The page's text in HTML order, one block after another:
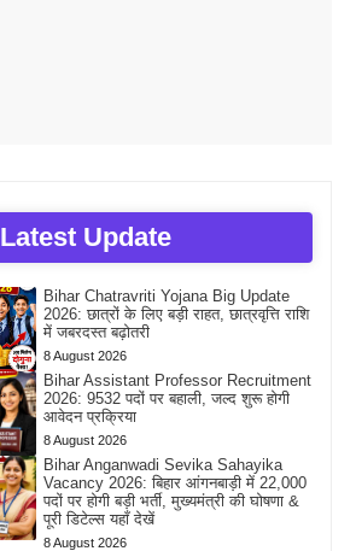
Latest Update
Bihar Chatravriti Yojana Big Update
2026: छात्रों के लिए बड़ी राहत, छात्रवृत्ति राशि
में जबरदस्त बढ़ोतरी
8 August 2026
Bihar Assistant Professor Recruitment
2026: 9532 पदों पर बहाली, जल्द शुरू होगी
आवेदन प्रक्रिया
8 August 2026
Bihar Anganwadi Sevika Sahayika
Vacancy 2026: बिहार आंगनबाड़ी में 22,000
पदों पर होगी बड़ी भर्ती, मुख्यमंत्री की घोषणा &
पूरी डिटेल्स यहाँ देखें
8 August 2026